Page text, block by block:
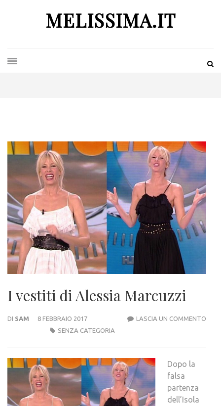
MELISSIMA.IT
I vestiti di Alessia Marcuzzi
DI SAM 8 FEBBRAIO 2017 LASCIA UN COMMENTO
SENZA CATEGORIA
Dopo la
falsa
partenza
dell’Isola